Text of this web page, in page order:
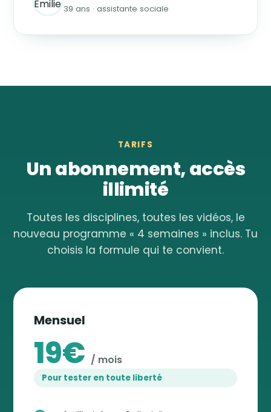
39 ans · assistante sociale
TARIFS
Un abonnement, accès
illimité
Toutes les disciplines, toutes les vidéos, le
nouveau programme « 4 semaines » inclus. Tu
choisis la formule qui te convient.
Mensuel
19€ / mois
Pour tester en toute liberté